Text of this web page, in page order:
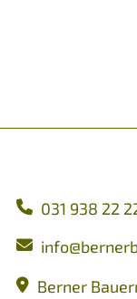
031 938 22
nf
b rn
Berner